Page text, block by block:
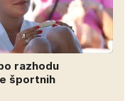
razhodu
športnih